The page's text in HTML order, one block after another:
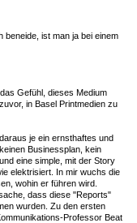
beneide, ist man ja bei einem
Gefühl, dieses Medium
in Basel Printmedien zu
je ein ernsthaftes und
Businessplan, kein
eine simple, mit der Story
elektrisiert. In mir wuchs die
wohin er führen wird.
dass diese "Reports"
wurden. Zu den ersten
Professor Beat